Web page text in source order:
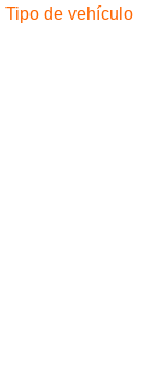
Tipo de vehículo